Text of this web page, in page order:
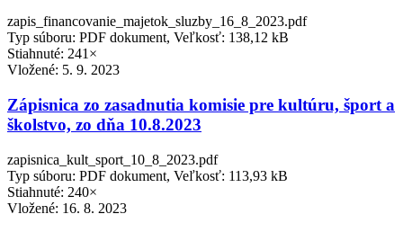
zapis_financovanie_majetok_sluzby_16_8_2023.pdf
Typ súboru: PDF dokument, Veľkosť: 138,12 kB
Stiahnuté: 241×
Vložené: 5. 9. 2023
Zápisnica zo zasadnutia komisie pre kultúru, šport a
školstvo, zo dňa 10.8.2023
zapisnica_kult_sport_10_8_2023.pdf
Typ súboru: PDF dokument, Veľkosť: 113,93 kB
Stiahnuté: 240×
Vložené: 16. 8. 2023